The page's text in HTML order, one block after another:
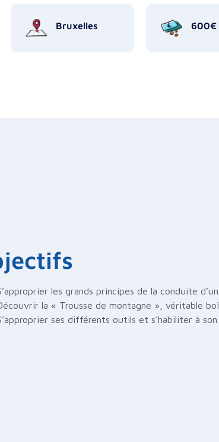
Bruxelles 600€
les grands principes de la conduite
la « Trousse de montagne », véritable
ses différents outils et s’habiliter à